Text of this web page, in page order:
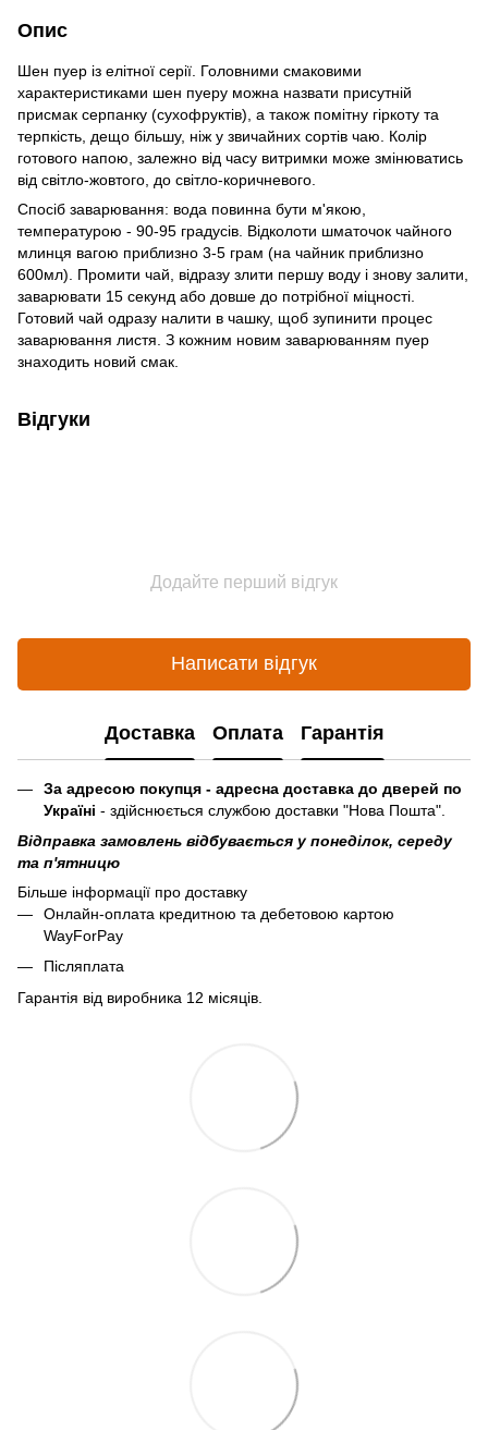
Опис
Шен пуер із елітної серії. Головними смаковими
характеристиками шен пуеру можна назвати присутній
присмак серпанку (сухофруктів), а також помітну гіркоту та
терпкість, дещо більшу, ніж у звичайних сортів чаю. Колір
готового напою, залежно від часу витримки може змінюватись
від світло-жовтого, до світло-коричневого.
Спосіб заварювання: вода повинна бути м'якою,
температурою - 90-95 градусів. Відколоти шматочок чайного
млинця вагою приблизно 3-5 грам (на чайник приблизно
600мл). Промити чай, відразу злити першу воду і знову залити,
заварювати 15 секунд або довше до потрібної міцності.
Готовий чай одразу налити в чашку, щоб зупинити процес
заварювання листя. З кожним новим заварюванням пуер
знаходить новий смак.
Відгуки
Додайте перший відгук
Написати відгук
Доставка Оплата Гарантія
За адресою покупця - адресна доставка до дверей по
Україні - здійснюється службою доставки "Нова Пошта".
Відправка замовлень відбувається у понеділок, середу
та п'ятницю
Більше інформації про доставку
Онлайн-оплата кредитною та дебетовою картою
WayForPay
Післяплата
Гарантія від виробника 12 місяців.